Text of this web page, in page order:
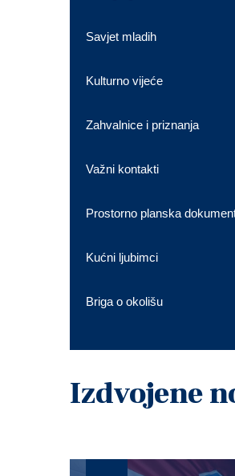
Savjet mladih
Kulturno vijeće
Zahvalnice i priznanja
Važni kontakti
Prostorno planska
Kućni ljubimci
Briga o okolišu
Izdvojene